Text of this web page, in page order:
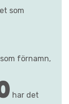
som
förnamn,
har det